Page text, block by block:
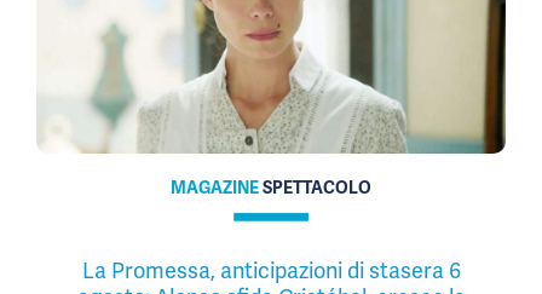
MAGAZINESPETTACOLO
La Promessa, anticipazioni di stasera 6